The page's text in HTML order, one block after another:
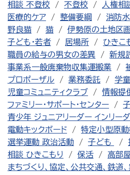
相談 不登校
不登校 人権相
医療的ケア
整備要綱 消防水
野良猫
猫
伊勢原の土地区
子ども・若者
居場所
ひきこ
職員の給与の男女の差異
新規
事業系一般廃棄物収集運搬業
プロポーザル
業務委託
学
児童コミュニティクラブ
情報提
ファミリー・サポート・センター
青少年 ジュニアリーダー インリー
電動キックボード
特定小型原
選挙運動 政治活動
子ども
相談 ひきこもり
保活
高部
まちづくり、協定、公共交通、鉄道